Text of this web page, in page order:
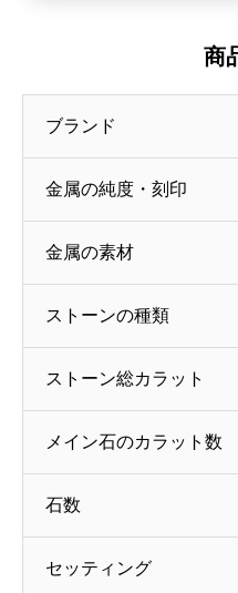
商
ブランド
金属の純度・刻印
金属の素材
ストーンの種類
ストーン総カラット
メイン石のカラット数
石数
セッティング